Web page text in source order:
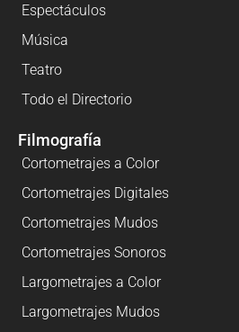
Espectáculos
Música
Teatro
Todo el Directorio
Filmografía
Cortometrajes a Color
Cortometrajes Digitales
Cortometrajes Mudos
Cortometrajes Sonoros
Largometrajes a Color
Largometrajes Mudos